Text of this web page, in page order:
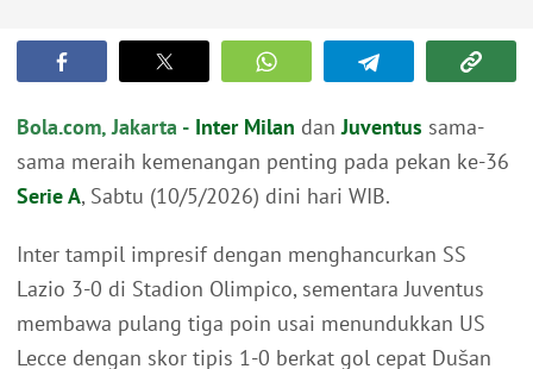
Bola.com, Jakarta - Inter Milan danJuventus sama-
sama meraih kemenangan penting pada pekan ke-36
Serie A, Sabtu (10/5/2026) dini hari WIB.
Inter tampil impresif dengan menghancurkan SS
Lazio 3-0 di Stadion Olimpico, sementara Juventus
membawa pulang tiga poin usai menundukkan US
Lecce dengan skor tipis 1-0 berkat gol cepat Dušan